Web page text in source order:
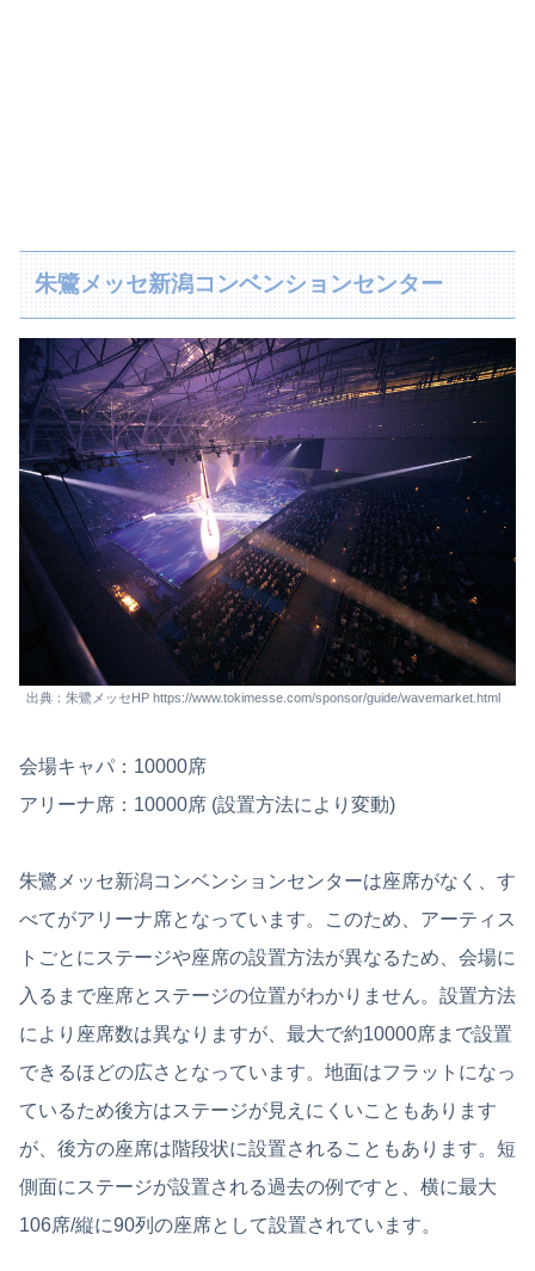
朱鷺メッセ新潟コンベンションセンター
出典：朱鷺メッセHP https://www.tokimesse.com/sponsor/guide/wavemarket.html
会場キャパ：10000席
アリーナ席：10000席 (設置方法により変動)
朱鷺メッセ新潟コンベンションセンターは座席がなく、す
べてがアリーナ席となっています。このため、アーティス
トごとにステージや座席の設置方法が異なるため、会場に
入るまで座席とステージの位置がわかりません。設置方法
により座席数は異なりますが、最大で約10000席まで設置
できるほどの広さとなっています。地面はフラットになっ
ているため後方はステージが見えにくいこともあります
が、後方の座席は階段状に設置されることもあります。短
側面にステージが設置される過去の例ですと、横に最大
106席/縦に90列の座席として設置されています。